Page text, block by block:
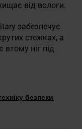
від вологи.
забезпечує
стежках, а
втому ніг під
безпеки